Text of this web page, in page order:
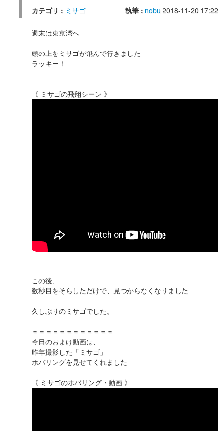
カテゴリ : ミサゴ 執筆 : nobu 2018-11-20 17:22
週末は東京湾へ
頭の上をミサゴが飛んで行きました
ラッキー！
《 ミサゴの飛翔シーン 》
この後、
数秒目をそらしただけで、見つからなくなりました
久しぶりのミサゴでした。
＝＝＝＝＝＝＝＝＝＝＝＝
今日のおまけ動画は、
昨年撮影した「ミサゴ」
ホバリングを見せてくれました
《 ミサゴのホバリング・動画 》